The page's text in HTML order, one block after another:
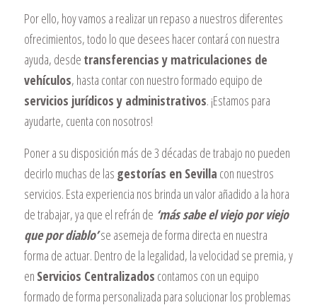
Por ello, hoy vamos a realizar un repaso a nuestros diferentes
ofrecimientos, todo lo que desees hacer contará con nuestra
ayuda, desde transferencias y matriculaciones de
vehículos, hasta contar con nuestro formado equipo de
servicios jurídicos y administrativos. ¡Estamos para
ayudarte, cuenta con nosotros!
Poner a su disposición más de 3 décadas de trabajo no pueden
decirlo muchas de las gestorías en Sevilla con nuestros
servicios. Esta experiencia nos brinda un valor añadido a la hora
de trabajar, ya que el refrán de ‘más sabe el viejo por viejo
que por diablo’se asemeja de forma directa en nuestra
forma de actuar. Dentro de la legalidad, la velocidad se premia, y
en Servicios Centralizados contamos con un equipo
formado de forma personalizada para solucionar los problemas